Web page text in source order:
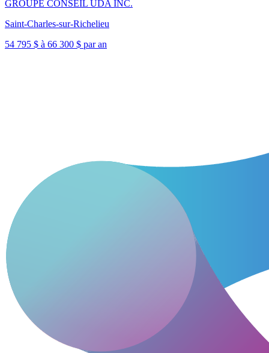
GROUPE CONSEIL UDA INC.
Saint-Charles-sur-Richelieu
54 795 $ à 66 300 $ par an